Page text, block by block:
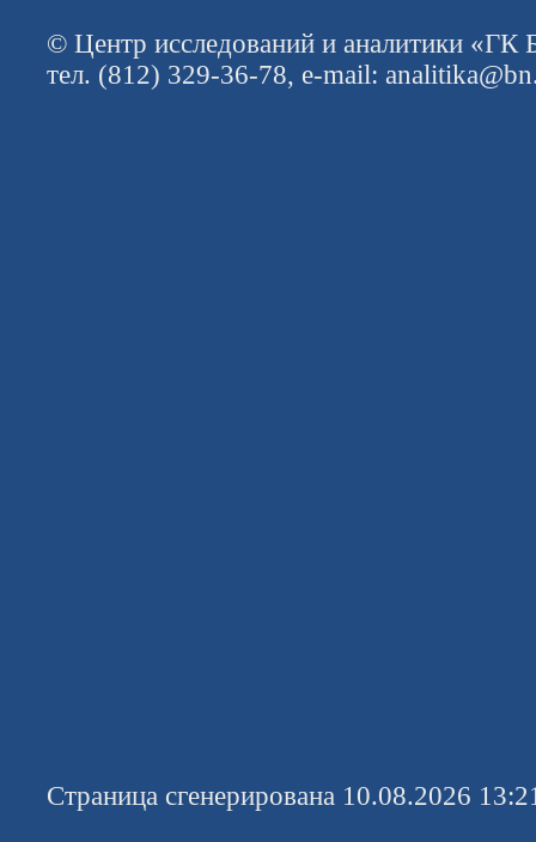
© Центр исследований и аналитики
тел. (812) 329-36-78, e-mail:
Страница сгенерирована 10.08.2026